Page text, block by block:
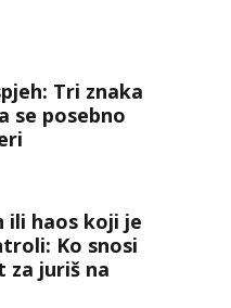
Tri znaka
se posebno
ili haos koji je
Ko snosi
za juriš na